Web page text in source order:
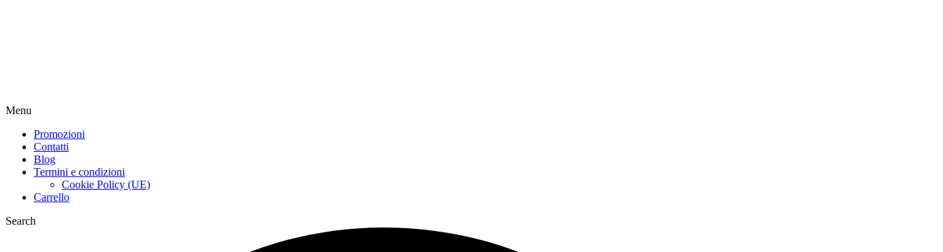
Menu
Promozioni
Contatti
Blog
Termini e condizioni
Cookie Policy (UE)
Carrello
Search